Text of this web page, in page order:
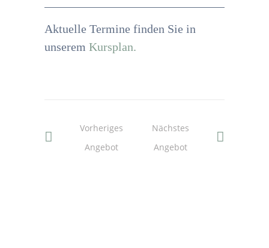
Aktuelle Termine finden Sie in
unserem Kursplan.
Vorheriges
Angebot
Nächstes
Angebot